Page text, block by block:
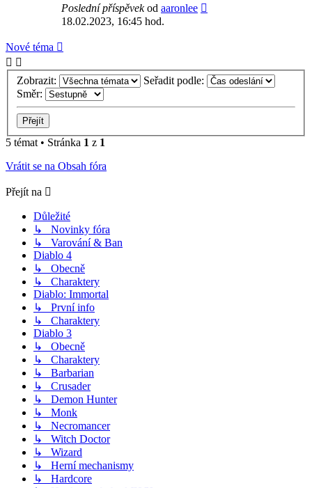
Poslední příspěvekod aaronlee
18.02.2023, 16:45 hod.
Nové téma
Zobrazit:
Seřadit podle:
Směr:
5 témat • Stránka 1 z 1
Vrátit se na Obsah fóra
Přejít na
Důležité
↳ Novinky fóra
↳ Varování & Ban
Diablo 4
↳ Obecně
↳ Charaktery
Diablo: Immortal
↳ První info
↳ Charaktery
Diablo 3
↳ Obecně
↳ Charaktery
↳ Barbarian
↳ Crusader
↳ Demon Hunter
↳ Monk
↳ Necromancer
↳ Witch Doctor
↳ Wizard
↳ Herní mechanismy
↳ Hardcore